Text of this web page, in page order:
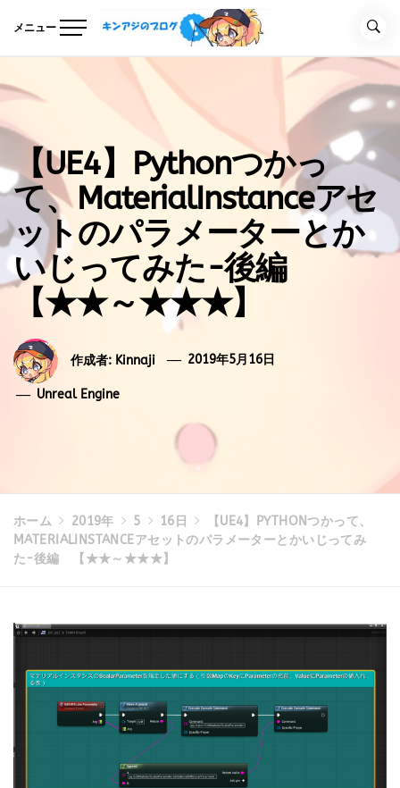
ツ
メニュー
キンアジのブログ
Unreal Engineの事を気ままに記事にするブログ
【UE4】Pythonつかっ
て、MaterialInstanceアセ
ットのパラメーターとか
いじってみた-後編
【★★～★★★】
作成者: Kinnaji 2019年5月16日
Unreal Engine
ホーム 2019年 5 16日
【UE4】PYTHONつかって、
MATERIALINSTANCEアセットのパラメーターとかいじってみ
た-後編 【★★～★★★】